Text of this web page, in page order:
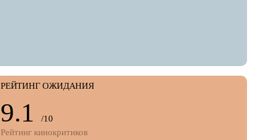
РЕЙТИНГ ОЖИДАНИЯ
9.1
/10
Рейтинг кинокритиков